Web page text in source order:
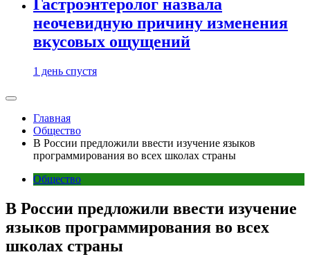
Гастроэнтеролог назвала
неочевидную причину изменения
вкусовых ощущений
1 день спустя
Главная
Общество
В России предложили ввести изучение языков
программирования во всех школах страны
Общество
В России предложили ввести изучение
языков программирования во всех
школах страны